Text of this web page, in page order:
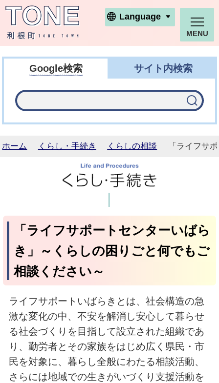
利根町ホームページ
Language
MENU
Google検索 サイト内検索
ホーム くらし・手続き くらしの相談 「ライフサ
「ライフサポートセンターいばら
き」～くらしの困りごと何でもご
相談ください～
ライフサポートいばらきとは、社会構造の急
激な変化の中、不安を解消し安心して暮らせ
る社会づくりを目指して設立された組織であ
り、勤労者とその家族をはじめ広く県民・市
民を対象に、暮らし全般にわたる相談活動、
さらには地域での生きがいづくり支援活動を